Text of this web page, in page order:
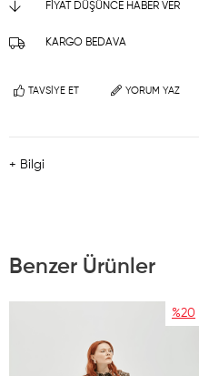
FIYAT DÜŞÜNCE HABER VER
KARGO BEDAVA
TAVSIYE ET YORUM YAZ
+ Bilgi
Benzer Ürünler
%20